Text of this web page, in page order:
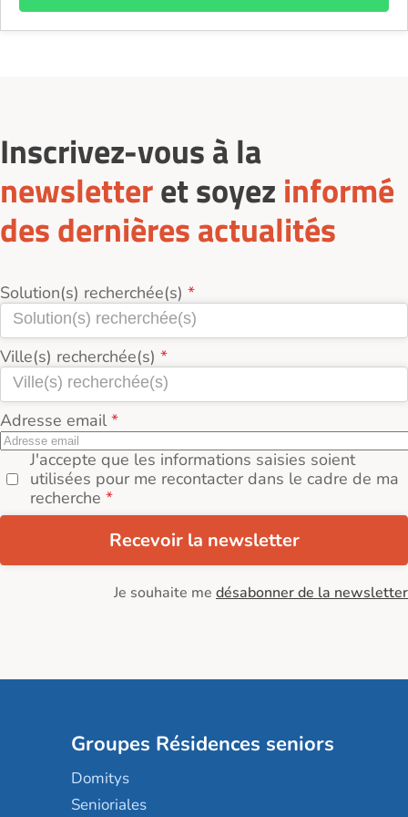
Inscrivez-vous à la
newsletteret soyez informé
des dernières actualités
Solution(s) recherchée(s)
Ville(s) recherchée(s)
Adresse email
J'accepte que les informations saisies soient
utilisées pour me recontacter dans le cadre de ma
recherche
Recevoir la newsletter
Je souhaite me désabonner de la newsletter
Groupes Résidences seniors
Domitys
Senioriales